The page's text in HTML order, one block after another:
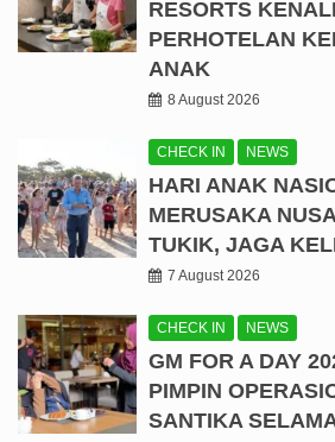
RESORTS
PERHOTELAN
ANAK
8 August 2026
CHECK IN NEWS
HARI ANAK
MERUSAKA
TUKIK, JAGA
7 August 2026
CHECK IN NEWS
GM FOR A DAY
PIMPIN
SANTIKA